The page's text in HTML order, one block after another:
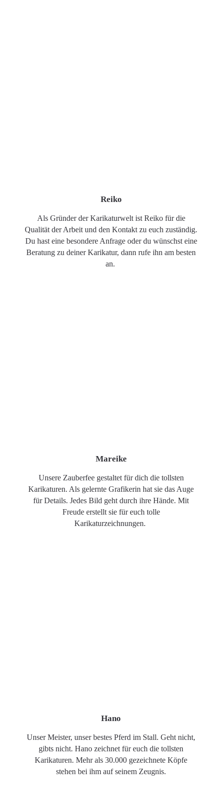
Reiko
Als Gründer der Karikaturwelt ist Reiko für die
Qualität der Arbeit und den Kontakt zu euch zuständig.
Du hast eine besondere Anfrage oder du wünschst eine
Beratung zu deiner Karikatur, dann rufe ihn am besten
an.
Mareike
Unsere Zauberfee gestaltet für dich die tollsten
Karikaturen. Als gelernte Grafikerin hat sie das Auge
für Details. Jedes Bild geht durch ihre Hände. Mit
Freude erstellt sie für euch tolle
Karikaturzeichnungen.
Hano
Unser Meister, unser bestes Pferd im Stall. Geht nicht,
gibts nicht. Hano zeichnet für euch die tollsten
Karikaturen. Mehr als 30.000 gezeichnete Köpfe
stehen bei ihm auf seinem Zeugnis.